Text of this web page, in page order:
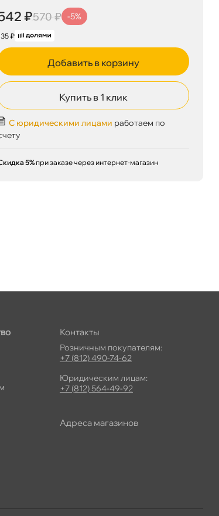
₽570 ₽ -5%
₽
Добавить в корзину
Купить в 1 клик
С юридическими лицами работаем по
5% при заказе через интернет-магазин
570 ₽
Сегодня, 06.08
Контакты
Розничным покупателям:
+7 (812) 490-74-62
Юридическим лицам:
+7 (812) 564-49-92
Адреса магазино